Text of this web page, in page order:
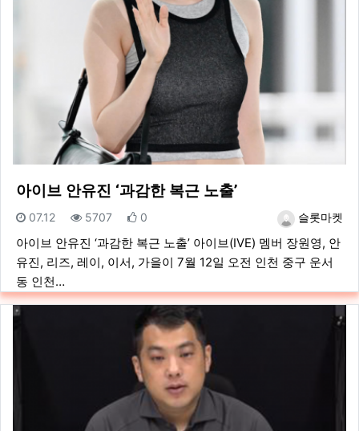
아이브 안유진 ‘과감한 복근 노출’
등록자슬롯마켓
등록일
07.12 조회
5707 추천
0
아이브 안유진 ‘과감한 복근 노출’ 아이브(IVE) 멤버 장원영, 안
유진, 리즈, 레이, 이서, 가을이 7월 12일 오전 인천 중구 운서
동 인천…